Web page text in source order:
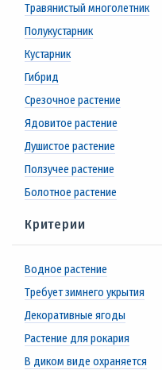
Травянистый многолетник
Полукустарник
Кустарник
Гибрид
Срезочное растение
Ядовитое растение
Душистое растение
Ползучее растение
Болотное растение
Критерии
Водное растение
Требует зимнего укрытия
Декоративные ягоды
Растение для рокария
В диком виде охраняется